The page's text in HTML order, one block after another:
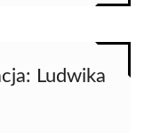
Ludwika